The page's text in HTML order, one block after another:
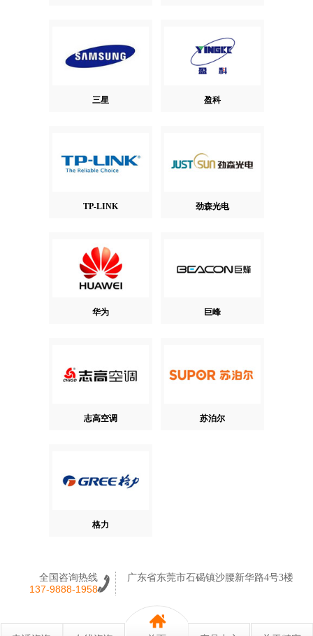
三星 盈科
TP-LINK 劲森光电
华为 巨峰
志高空调 苏泊尔
格力
全国咨询热线
137-9888-1958
广东省东莞市石碣镇沙腰新华路4号3楼